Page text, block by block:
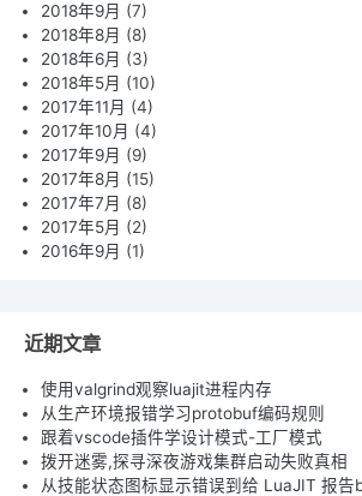
2018年9月 (7)
2018年8月 (8)
2018年6月 (3)
2018年5月 (10)
2017年11月 (4)
2017年10月 (4)
2017年9月 (9)
2017年8月 (15)
2017年7月 (8)
2017年5月 (2)
2016年9月 (1)
近期文章
使用valgrind观察luajit进程内存
从生产环境报错学习protobuf编码规则
跟着vscode插件学设计模式-工厂模式
拨开迷雾,探寻深夜游戏集群启动失败真相
从技能状态图标显示错误到给 LuaJIT 报告